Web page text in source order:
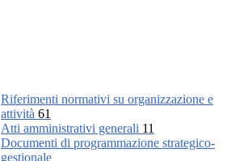
Riferimenti normativi su organizzazione e
attività 61
Atti amministrativi generali 11
Documenti di programmazione strategico-
gestionale